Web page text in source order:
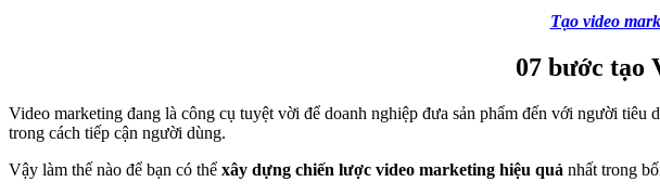
Tạo video
07 bước tạo
Video marketing đang là công cụ tuyệt vời để doanh nghiệp đưa sản phẩm đến với người
trong cách tiếp cận người dùng.
Vậy làm thế nào để bạn có thể xây dựng chiến lược video marketing hiệu quả nhất trong